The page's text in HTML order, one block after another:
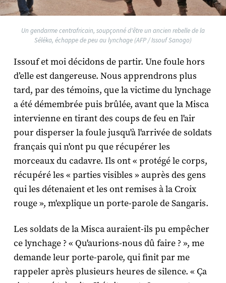
Un gendarme centrafricain, soupçonné d'être un ancien rebelle de la
Séléka, échappe de peu au lynchage (AFP / Issouf Sanogo)
Issouf et moi décidons de partir. Une foule hors
d’elle est dangereuse. Nous apprendrons plus
tard, par des témoins, que la victime du lynchage
a été démembrée puis brûlée, avant que la Misca
intervienne en tirant des coups de feu en l'air
pour disperser la foule jusqu'à l'arrivée de soldats
français qui n'ont pu que récupérer les
morceaux du cadavre. Ils ont « protégé le corps,
récupéré les « parties visibles » auprès des gens
qui les détenaient et les ont remises à la Croix
rouge », m'explique un porte-parole de Sangaris.
Les soldats de la Misca auraient-ils pu empêcher
ce lynchage ? « Qu'aurions-nous dû faire ? », me
demande leur porte-parole, qui finit par me
rappeler après plusieurs heures de silence. « Ça